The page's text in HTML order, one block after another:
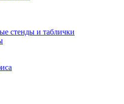
стенды и таблички